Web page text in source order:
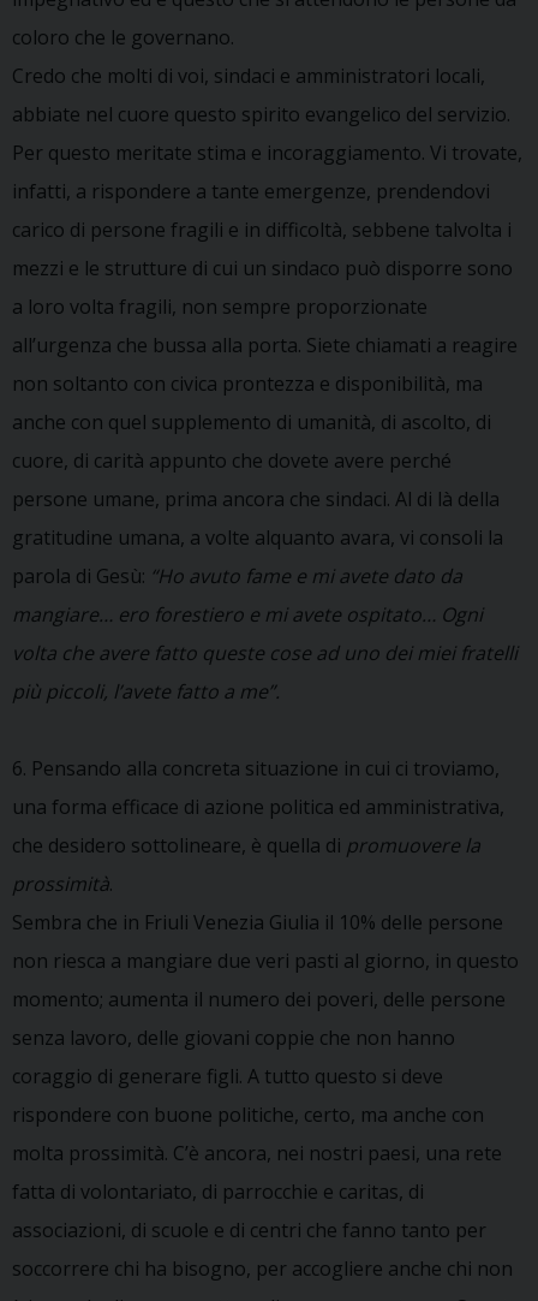
coloro che le governano.
Credo che molti di voi, sindaci e amministratori locali,
abbiate nel cuore questo spirito evangelico del servizio.
Per questo meritate stima e incoraggiamento. Vi trovate,
infatti, a rispondere a tante emergenze, prendendovi
carico di persone fragili e in difficoltà, sebbene talvolta i
mezzi e le strutture di cui un sindaco può disporre sono
a loro volta fragili, non sempre proporzionate
all’urgenza che bussa alla porta. Siete chiamati a reagire
non soltanto con civica prontezza e disponibilità, ma
anche con quel supplemento di umanità, di ascolto, di
cuore, di carità appunto che dovete avere perché
persone umane, prima ancora che sindaci. Al di là della
gratitudine umana, a volte alquanto avara, vi consoli la
parola di Gesù: “Ho avuto fame e mi avete dato da
mangiare… ero forestiero e mi avete ospitato… Ogni
volta che avere fatto queste cose ad uno dei miei fratelli
più piccoli, l’avete fatto a me”.
6. Pensando alla concreta situazione in cui ci troviamo,
una forma efficace di azione politica ed amministrativa,
che desidero sottolineare, è quella di promuovere la
prossimità.
Sembra che in Friuli Venezia Giulia il 10% delle persone
non riesca a mangiare due veri pasti al giorno, in questo
momento; aumenta il numero dei poveri, delle persone
senza lavoro, delle giovani coppie che non hanno
coraggio di generare figli. A tutto questo si deve
rispondere con buone politiche, certo, ma anche con
molta prossimità. C’è ancora, nei nostri paesi, una rete
fatta di volontariato, di parrocchie e caritas, di
associazioni, di scuole e di centri che fanno tanto per
soccorrere chi ha bisogno, per accogliere anche chi non